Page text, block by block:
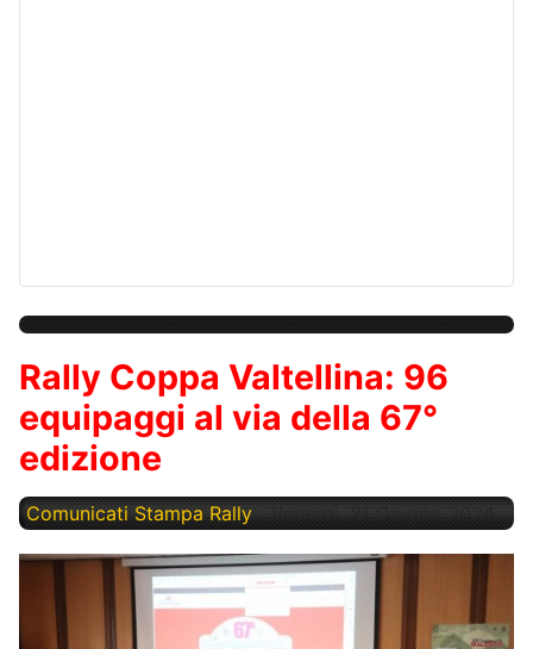
Rally Coppa Valtellina: 96
equipaggi al via della 67°
edizione
Comunicati Stampa Rally Venerdì, 21 Giugno 2024